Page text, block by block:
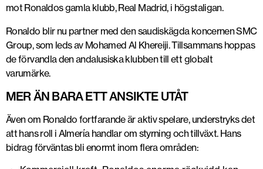
mot Ronaldos gamla klubb, Real Madrid, i högstaligan.
Ronaldo blir nu partner med den saudiskägda koncernen SMC
Group, som leds av Mohamed Al Khereiji. Tillsammans hoppas
de förvandla den andalusiska klubben till ett globalt
varumärke.
MER ÄN BARA ETT ANSIKTE UTÅT
Även om Ronaldo fortfarande är aktiv spelare, understryks det
att hans roll i Almería handlar om styrning och tillväxt. Hans
bidrag förväntas bli enormt inom flera områden: